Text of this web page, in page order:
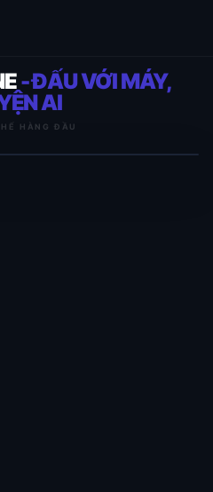
- ĐẤU VỚI MÁY,
AI
HÀNG ĐẦU